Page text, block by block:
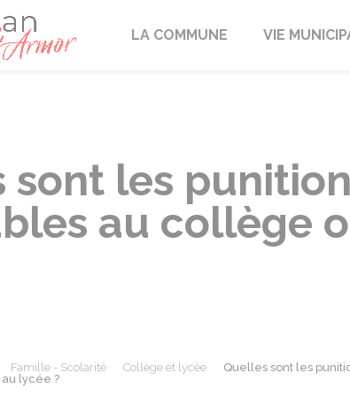
TréoganLA COMMUNE VIE
sont les
au collège
Famille - Scolarité Collège et lycée
Quelles sont les
lycée ?